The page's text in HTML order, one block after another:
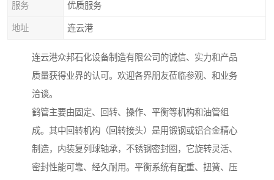
服务 优质服务
地址 连云港
连云港众邦石化设备制造有限公司的诚信、实力和产品
质量获得业界的认可。欢迎各界朋友莅临参观、和业务
洽谈。
鹤管主要由固定、回转、操作、平衡等机构和油管组
成。其中回转机构（回转接头）是用锻钢或铝合金精心
制造，内装复列球轴承，不锈钢密封圈，它旋转灵活、
密封性能可靠、经久耐用。平衡系统有配重、扭簧、压